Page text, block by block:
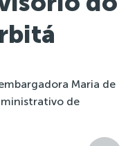
Maria de
de